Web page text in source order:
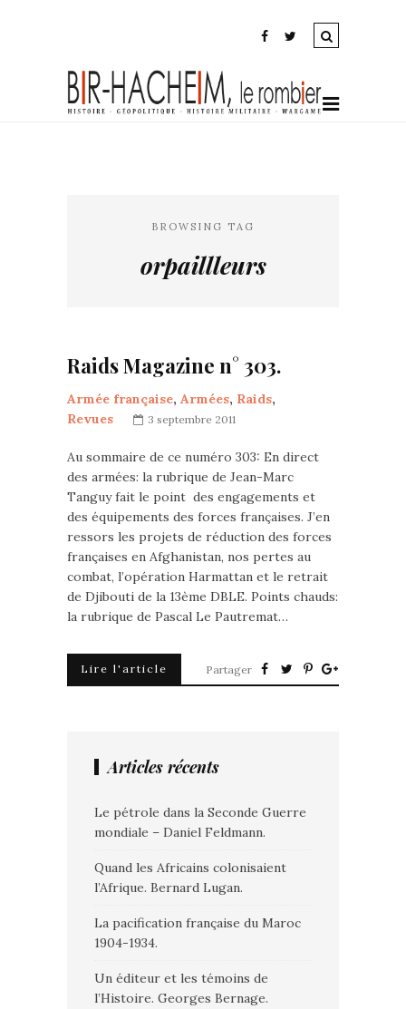
BROWSING TAG
orpaillleurs
Raids Magazine n° 303.
Armée française, Armées, Raids,
Revues
3 septembre 2011
Au sommaire de ce numéro 303: En direct
des armées: la rubrique de Jean-Marc
Tanguy fait le point des engagements et
des équipements des forces françaises. J’en
ressors les projets de réduction des forces
françaises en Afghanistan, nos pertes au
combat, l’opération Harmattan et le retrait
de Djibouti de la 13ème DBLE. Points chauds:
la rubrique de Pascal Le Pautremat…
Lire l'article Partager
Articles récents
Le pétrole dans la Seconde Guerre
mondiale – Daniel Feldmann.
Quand les Africains colonisaient
l’Afrique. Bernard Lugan.
La pacification française du Maroc
1904-1934.
Un éditeur et les témoins de
l’Histoire. Georges Bernage.